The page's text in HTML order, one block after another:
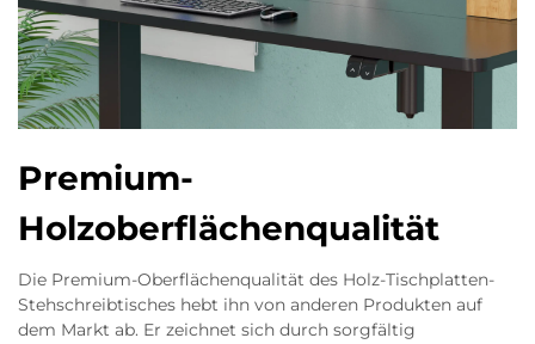
Premium-
Holzoberflächenqualität
Die Premium-Oberflächenqualität des Holz-Tischplatten-
Stehschreibtisches hebt ihn von anderen Produkten auf
dem Markt ab. Er zeichnet sich durch sorgfältig